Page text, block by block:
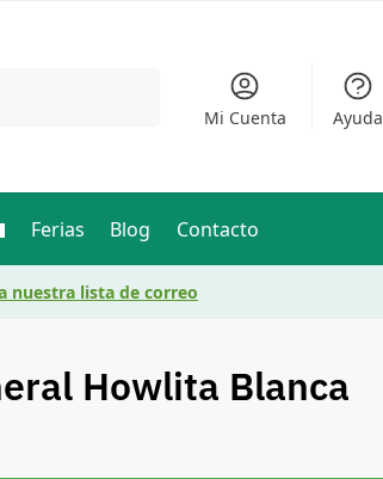
Mi Cuenta Ayuda
Ferias Blog Contacto
nuestra lista de correo
Howlita Blanca